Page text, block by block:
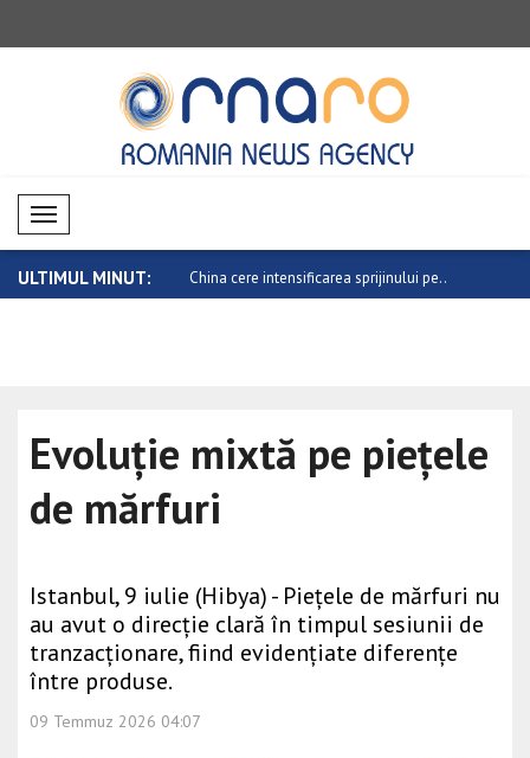
Mobil Menü
ULTIMUL MINUT:
sprijinului pe.. Trump cere Senatului să adopte „Protect
Evoluție mixtă pe piețele
de mărfuri
Istanbul, 9 iulie (Hibya) - Piețele de mărfuri nu
au avut o direcție clară în timpul sesiunii de
tranzacționare, fiind evidențiate diferențe
între produse.
09 Temmuz 2026 04:07